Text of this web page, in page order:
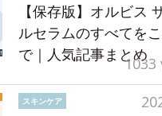
【保存版】オルビス
ルセラムのすべてを
で｜人気記事まとめ
1033
スキンケア